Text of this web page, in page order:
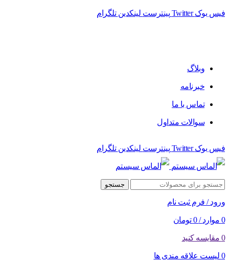
فیس بوک Twitter پینترست لینکدین تلگرام
وبلاگ
خبرنامه
تماس با ما
سوالات متداول
فیس بوک Twitter پینترست لینکدین تلگرام
جستجو
ورود / فرم ثبت نام
0 موارد /
0 تومان
0 مقایسه کنید
0 لیست علاقه مندی ها